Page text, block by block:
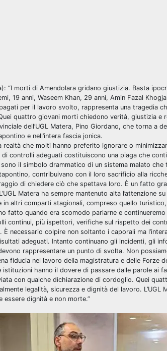
“I morti di Amendolara gridano giustizia. Basta
19 anni, Waseem Khan, 29 anni, Amin Fazal
per il lavoro svolto, rappresenta una tragedia
quattro giovani morti chiedono verità, giustizia e
dell’UGL Matera, Pino Giordano, che torna a
e nell’intera fascia jonica.
realtà che molti hanno preferito ignorare o
di controlli adeguati costituiscono una piaga che
il simbolo drammatico di un sistema malato
contribuivano con il loro sacrificio alla
di chiedere ciò che spettava loro. È un fatto
Matera ha sempre mantenuto alta l’attenzione
altri comparti stagionali, compreso quello
fatto quando era scomodo parlarne e
continui, più ispettori, verifiche sul rispetto dei
necessario colpire non soltanto i caporali ma
adeguati. Intanto continuano gli incidenti, gli
rappresentare un punto di svolta. Non
fiducia nel lavoro della magistratura e delle
hanno il dovere di passare dalle parole ai
con qualche dichiarazione di cordoglio. Quei
legalità, sicurezza e dignità del lavoro.
dignità e non morte.”